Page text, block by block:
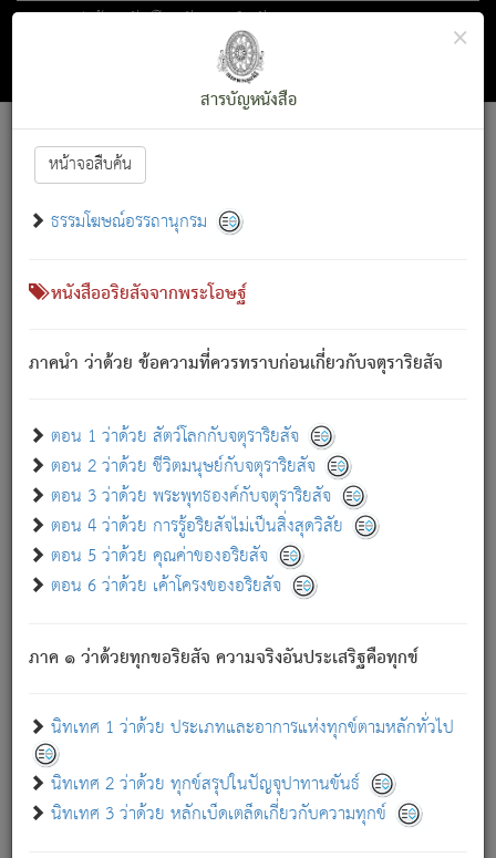
ตอน 1 ว่าด้วย สัตว์โลกกับจตุราริยสัจ
สารบัญ×
สารบัญหนังสือ
หน้าจอสืบค้น
ธรรมโฆษณ์อรรถานุกรม
หนังสืออริยสัจจากพระโอษฐ์
ภาคนำ ว่าด้วย ข้อความที่ควรทราบก่อนเกี่ยวกับจตุราริยสัจ
ตอน 1 ว่าด้วย สัตว์โลกกับจตุราริยสัจ
ตอน 2 ว่าด้วย ชีวิตมนุษย์กับจตุราริยสัจ
ตอน 3 ว่าด้วย พระพุทธองค์กับจตุราริยสัจ
ตอน 4 ว่าด้วย การรู้อริยสัจไม่เป็นสิ่งสุดวิสัย
ตอน 5 ว่าด้วย คุณค่าของอริยสัจ
ตอน 6 ว่าด้วย เค้าโครงของอริยสัจ
ภาค ๑ ว่าด้วยทุกขอริยสัจ ความจริงอันประเสริฐคือทุกข์
นิทเทศ 1 ว่าด้วย ประเภทและอาการแห่งทุกข์ตามหลักทั่วไป
นิทเทศ 2 ว่าด้วย ทุกข์สรุปในปัญจุปาทานขันธ์
นิทเทศ 3 ว่าด้วย หลักเบ็ดเตล็ดเกี่ยวกับความทุกข์
Font :15 ]||
สัตว์โลกนี้ เกิดความเดือดร้อนแล้ว มีผัสสะบังหน้า
เขาสำคัญสิ่งใด โดยความเป็นประการใด แต่สิ่งนั้นย่อมเป็น
(ตามที่เป็นจริง) โดยประการอื่นจากที่เขาสำคัญนั้น
สัตว์โลกติดข้องอยู่ในภพ ถูกภพบังหน้าแล้ว มีภพโดยความ
เป็นอย่างอื่น (จากที่มันเป็นอยู่จริง) จึงได้เพลิดเพลินยิ่งนักในภพ
เขาเพลิดเพลินยิ่งนักในสิ่งใด สิ่งนั้นเป็นภัย (ที่เขาไม่รู้จัก)
เขากลัวต่อสิ่งใดสิ่งนั้นเป็นทุกข์
พรหมจรรย์นี้ อันบุคคลย่อมประพฤติ ก็เพื่อการละขาดซึ่ง
ภพ.
สมณะหรือพราหมณ์เหล่าใด กล่าวความหลุดพ้นจากภพว่า
มีได้เพราะภพ เรากล่าวว่า สมณะหรือพราหมณ์ทั้งปวงนั้น
มิใช่ผู้หลดพ้นจากภพ.
ภพ ว่ามีได้เพราะวิภพ[2]: เรากล่าวว่า สมณะหรือพราหมณ์ทั้ง
ปวงนั้น ก็ยังสลัดภพออกไปไม่ได้.
ก็ทุกข์นี้มีขึ้น เพราะอาศัยซึ่งอุปธิทั้งปวง.
เพราะความสิ้นไปแห่งอุปาทานทั้งปวง ความเกิดขึ้นแห่ง
ทุกข์จึงไม่มี.
ท่านจงดูโลกนี้เถิด (จะเห็นว่า) สัตว์ทั้งหลายอันอวิชาหนา
แน่นบังหนาแล้ว; และว่า สัตว์ผู้ยินดีในภพอันเป็นแล้วนั้น ย่อม